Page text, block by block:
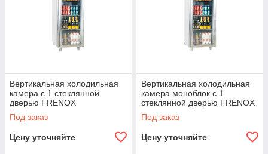
Вертикальная холодильная
камера с 1 стеклянной
дверью FRENOX
Под заказ
Цену уточняйте
Вертикальная холодильная
камера моноблок с 1
стеклянной дверью FRENOX
Под заказ
Цену уточняйте